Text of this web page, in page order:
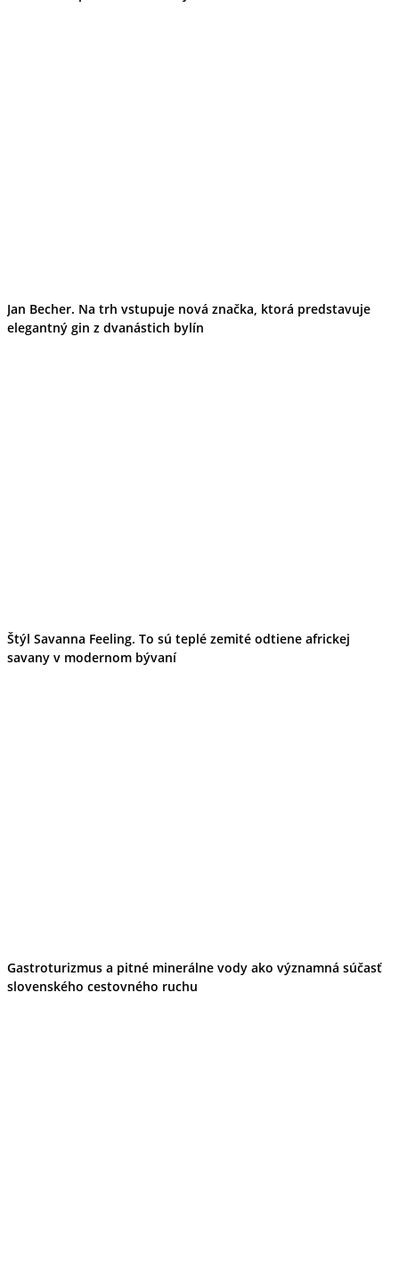
Jan Becher. Na trh vstupuje nová značka, ktorá predstavuje
elegantný gin z dvanástich bylín
Štýl Savanna Feeling. To sú teplé zemité odtiene africkej
savany v modernom bývaní
Gastroturizmus a pitné minerálne vody ako významná súčasť
slovenského cestovného ruchu